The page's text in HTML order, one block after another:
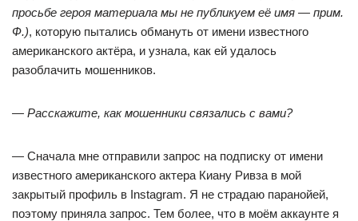
просьбе героя материала мы не публикуем её имя — прим.
Ф.), которую пытались обмануть от имени известного
американского актёра, и узнала, как ей удалось
разоблачить мошенников.
— Расскажите, как мошенники связались с вами?
— Сначала мне отправили запрос на подписку от имени
известного американского актера Киану Ривза в мой
закрытый профиль в Instagram. Я не страдаю паранойей,
поэтому приняла запрос. Тем более, что в моём аккаунте я